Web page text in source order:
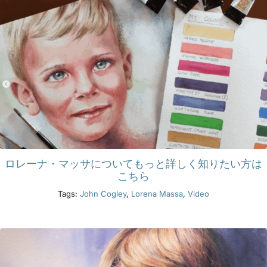
ロレーナ・マッサについてもっと詳しく知りたい方は
こちら
Tags: John Cogley, Lorena Massa, Video